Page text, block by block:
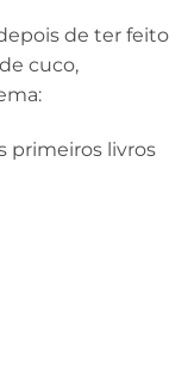
de ter feito
cuco,
primeiros livros